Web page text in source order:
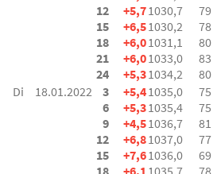
12
15
18
21
24
+5,7
+6,5
+6,0
+6,0
+5,3
1030,7
1030,2
1031,1
1033,0
1034,2
79
78
80
83
80
Di
18.01.2022
3
6
9
12
15
+5,4
+5,3
+4,5
+6,8
+7,6
1035,0
1035,4
1036,7
1037,0
1036,0
75
75
81
77
69